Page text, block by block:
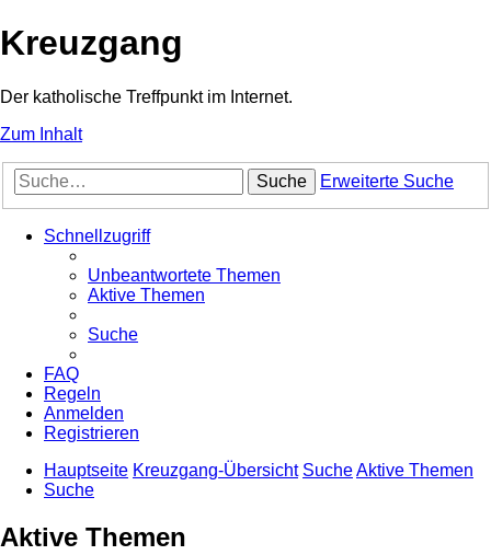
Kreuzgang
Der katholische Treffpunkt im Internet.
Zum Inhalt
Suche Erweiterte Suche
Schnellzugriff
Unbeantwortete Themen
Aktive Themen
Suche
FAQ
Regeln
Anmelden
Registrieren
Hauptseite Kreuzgang-Übersicht SucheAktive Themen
Suche
Aktive Themen